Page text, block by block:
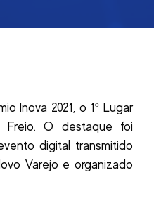
Inova 2021, o 1º Lugar
Freio. O destaque foi
digital transmitido
Varejo e organizado